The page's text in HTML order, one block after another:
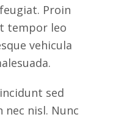
Proin
tempor leo
vehicula
sed
nec nisl. Nunc